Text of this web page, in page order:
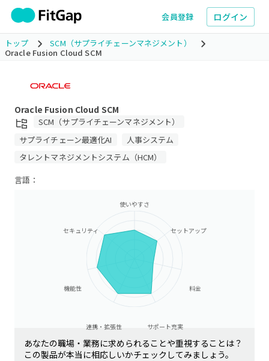
会員登録 ログイン
トップ
SCM（サプライチェーンマネジメント）
Oracle Fusion Cloud SCM
Oracle Fusion Cloud SCM
SCM（サプライチェーンマネジメント）
サプライチェーン最適化AI
人事システム
タレントマネジメントシステム（HCM）
言語：
使いやすさ
セットアップ
料金
サポート充実
連携・拡張性
機能性
セキュリティ
あなたの職場・業務に求められることや重視することは？
この製品が本当に相応しいかチェックしてみましょう。